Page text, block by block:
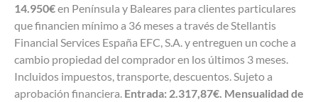
14.950€en Península y Baleares para clientes particulares
que financien mínimo a 36 meses a través de Stellantis
Financial Services España EFC, S.A. y entreguen un coche a
cambio propiedad del comprador en los últimos 3 meses.
Incluidos impuestos, transporte, descuentos. Sujeto a
aprobación financiera. Entrada: 2.317,87€. Mensualidad de